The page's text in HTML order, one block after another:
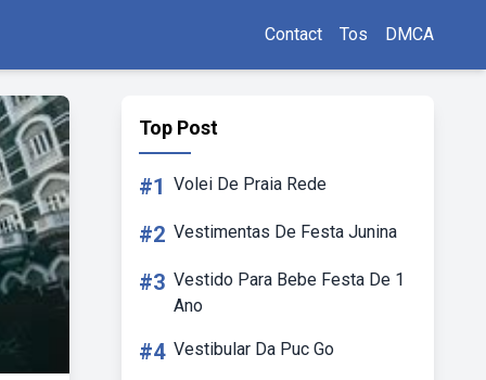
Contact Tos DMCA
Top Post
#1 Volei De Praia Rede
#2 Vestimentas De Festa Junina
#3 Vestido Para Bebe Festa De 1
Ano
#4 Vestibular Da Puc Go